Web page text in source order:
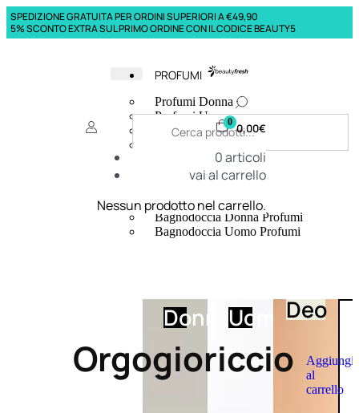
SPEDIZIONE GRATUITA PER ORDINI SUPERIORI A €49,90
5% SCONTO EXTRA SUL PRIMO ORDINE CON IL CODICE BEAUTY5
PROFUMI
Profumi Donna
Profumi Uomo
Deodoranti Donna
Corpo Donna
Corpo Uomo
Creme Mani
Bagnodoccia Donna Profumi
Bagnodoccia Uomo Profumi
DonnaUomoDeo
Aggiungi
al
carrello
0 0,00€
0articoli
vai al carrello
Nessun prodotto nel carrello.
Orgogioriccio